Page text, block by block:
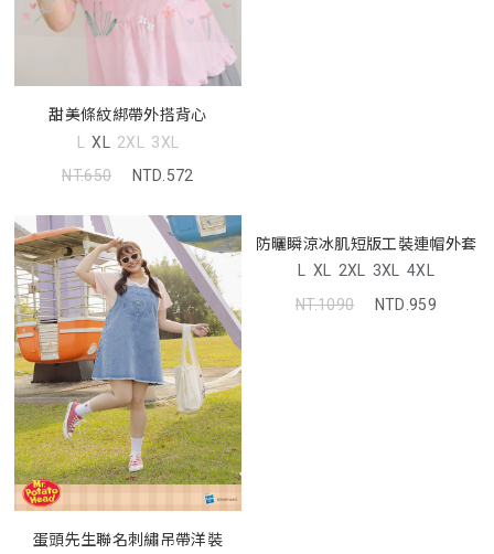
甜美條紋綁帶外搭背心
L XL 2XL 3XL
NT.650
NTD.572
蛋頭先生聯名刺繡吊帶洋裝
防曬瞬涼冰肌短版工裝連帽外套
L XL 2XL 3XL 4XL
NT.1090
NTD.959